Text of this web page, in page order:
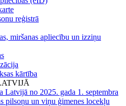
reģistrā
miršanas apliecību un izziņu
kārtība
Latvijā no 2025. gada 1. septembra
pilsoņu un viņu ģimenes locekļu